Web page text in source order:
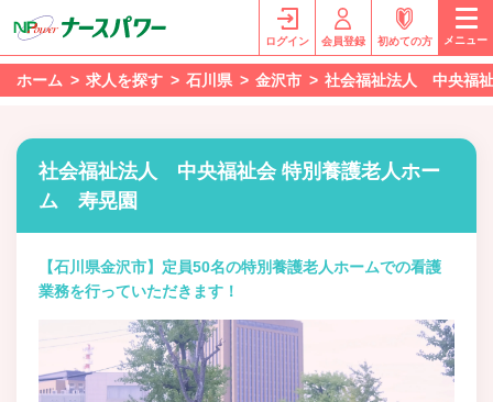
ログイン 会員登録 初めての方 メニュー
ホーム 求人を探す 石川県 金沢市 社会福祉法人 中央福
社会福祉法人 中央福祉会 特別養護老人ホー
ム 寿晃園
【石川県金沢市】定員50名の特別養護老人ホームでの看護
業務を行っていただきます！